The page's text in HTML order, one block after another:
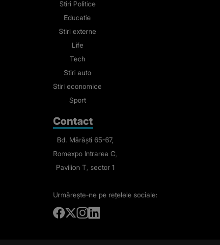
Stiri Politice
Educatie
Stiri externe
Life
Tech
Stiri auto
Stiri economice
Sport
Contact
Bd. Mărăști 65-67,
Romexpo Intrarea C,
Pavilion T, sector 1
Urmărește-ne pe rețelele sociale: